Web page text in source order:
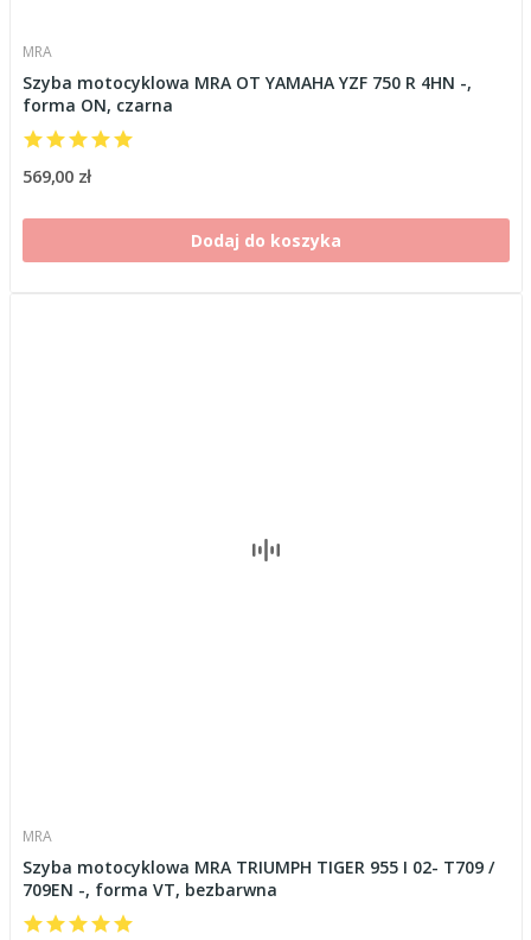
MRA
Szyba motocyklowa MRA OT YAMAHA YZF 750 R 4HN -,
forma ON, czarna
569,00 zł
Dodaj do koszyka
MRA
Szyba motocyklowa MRA TRIUMPH TIGER 955 I 02- T709 /
709EN -, forma VT, bezbarwna